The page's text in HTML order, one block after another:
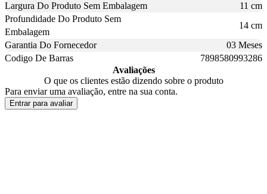
Largura Do Produto Sem Embalagem
11 cm
Profundidade Do Produto Sem
Embalagem
14 cm
Garantia Do Fornecedor
03 Meses
Codigo De Barras
7898580993286
Avaliações
O que os clientes estão dizendo sobre o produto
Para enviar uma avaliação, entre na sua conta.
Entrar para avaliar